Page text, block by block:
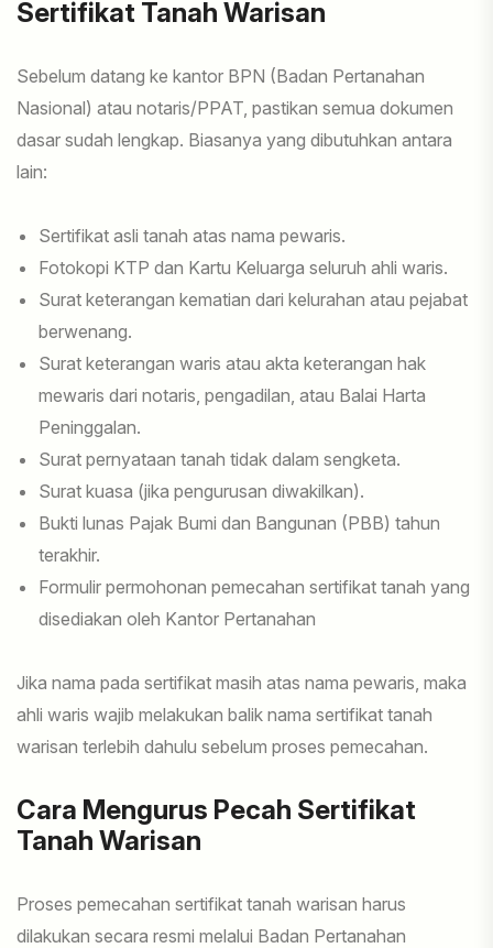
Sertifikat Tanah Warisan
Sebelum datang ke kantor BPN (Badan Pertanahan
Nasional) atau notaris/PPAT, pastikan semua dokumen
dasar sudah lengkap. Biasanya yang dibutuhkan antara
lain:
Sertifikat asli tanah atas nama pewaris.
Fotokopi KTP dan Kartu Keluarga seluruh ahli waris.
Surat keterangan kematian dari kelurahan atau pejabat
berwenang.
Surat keterangan waris atau akta keterangan hak
mewaris dari notaris, pengadilan, atau Balai Harta
Peninggalan.
Surat pernyataan tanah tidak dalam sengketa.
Surat kuasa (jika pengurusan diwakilkan).
Bukti lunas Pajak Bumi dan Bangunan (PBB) tahun
terakhir.
Formulir permohonan pemecahan sertifikat tanah yang
disediakan oleh Kantor Pertanahan
Jika nama pada sertifikat masih atas nama pewaris, maka
ahli waris wajib melakukan balik nama sertifikat tanah
warisan terlebih dahulu sebelum proses pemecahan.
Cara Mengurus Pecah Sertifikat
Tanah Warisan
Proses pemecahan sertifikat tanah warisan harus
dilakukan secara resmi melalui Badan Pertanahan